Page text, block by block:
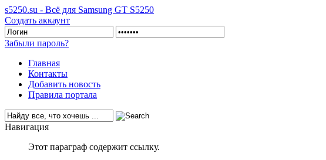
s5250.su - Всё для Samsung GT S5250
Создать аккаунт
Забыли пароль?
Главная
Контакты
Добавить новость
Правила портала
Навигация
Этот параграф содержит ссылку.